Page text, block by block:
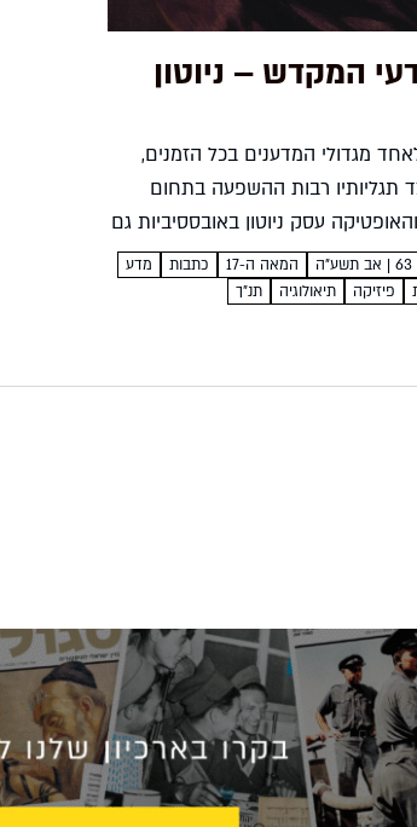
המקדש – ניוטון
מגדולי המדענים בכל הזמנים,
תגליותיו רבות ההשפעה בתחום
עסק ניוטון באובססיביות גם
והאמין כי התגליות המדעיות
המאה ה-17 כתבות
מדע
פיזיקה תיאולוגיה תנ"ך